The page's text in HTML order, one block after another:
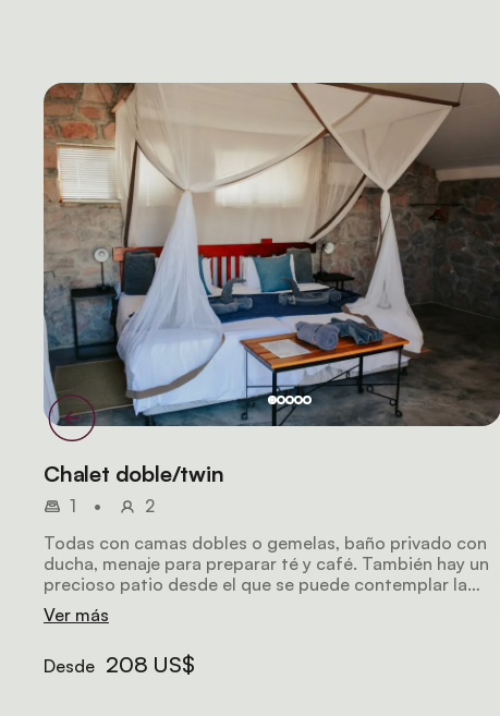
Chalet doble/twin
1 •
2
Todas con camas dobles o gemelas, baño privado con
ducha, menaje para preparar té y café. También hay un
precioso patio desde el que se puede contemplar la
llanura.
Ver más
Desde 208 US$